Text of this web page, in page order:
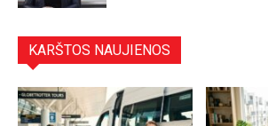
KARŠTOS NAUJIENOS